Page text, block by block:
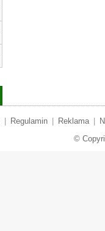
Regulamin Reklama
©